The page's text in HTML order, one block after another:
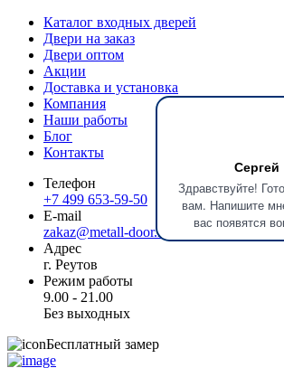
Сергей
Здравствуйте!
вам. Напишите
вас появятся
Каталог входных дверей
Двери на заказ
Двери оптом
Акции
Доставка и установка
Компания
Наши работы
Блог
Контакты
Телефон
+7 499 653-59-50
E-mail
zakaz@metall-door.ru
Адрес
г. Реутов
Режим работы
9.00 - 21.00
Без выходных
Бесплатный замер